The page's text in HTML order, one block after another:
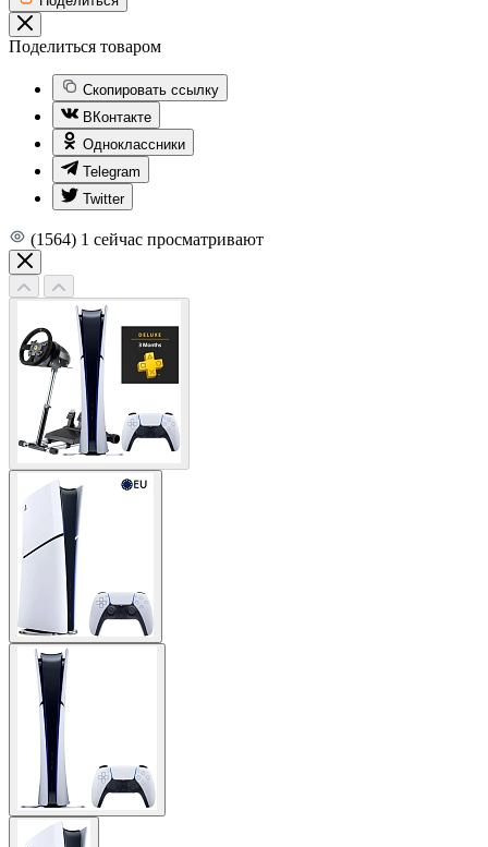
Поделиться товаром
Скопировать ссылку
ВКонтакте
Одноклассники
Telegram
Twitter
(1564) 1 сейчас просматривают